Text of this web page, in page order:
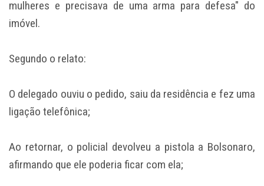
mulheres e precisava de uma arma para defesa" do
imóvel.
Segundo o relato:
O delegado ouviu o pedido, saiu da residência e fez uma
ligação telefônica;
Ao retornar, o policial devolveu a pistola a Bolsonaro,
afirmando que ele poderia ficar com ela;